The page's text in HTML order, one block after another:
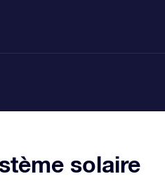
solaire